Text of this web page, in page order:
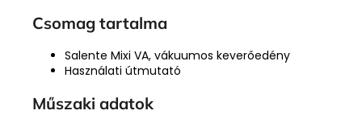
Csomag tartalma
Salente Mixi VA, vákuumos keverőedény
Használati útmutató
Műszaki adatok